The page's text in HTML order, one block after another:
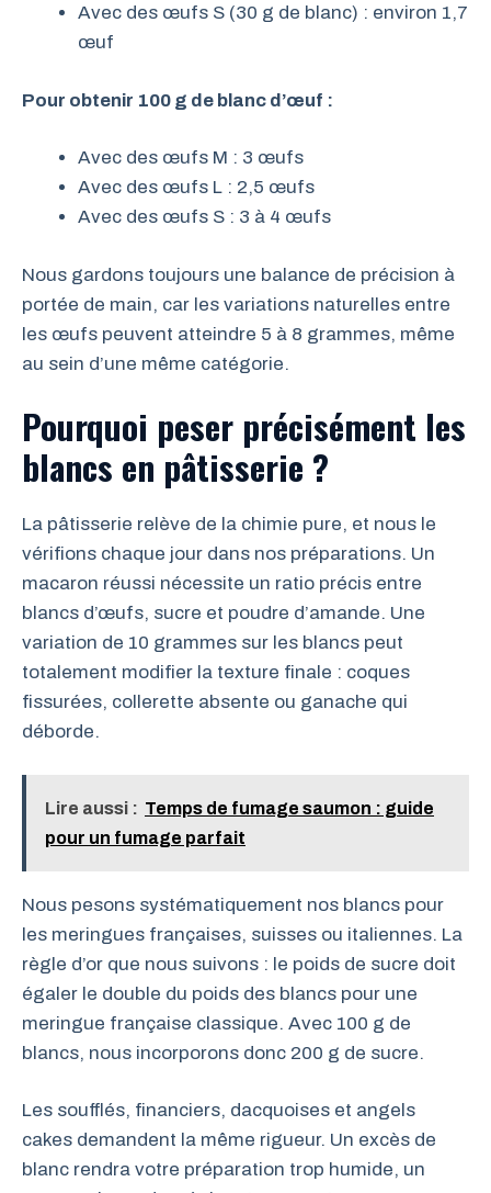
Avec des œufs S (30 g de blanc) : environ 1,7
œuf
Pour obtenir 100 g de blanc d’œuf :
Avec des œufs M : 3 œufs
Avec des œufs L : 2,5 œufs
Avec des œufs S : 3 à 4 œufs
Nous gardons toujours une balance de précision à
portée de main, car les variations naturelles entre
les œufs peuvent atteindre 5 à 8 grammes, même
au sein d’une même catégorie.
Pourquoi peser précisément les
blancs en pâtisserie ?
La pâtisserie relève de la chimie pure, et nous le
vérifions chaque jour dans nos préparations. Un
macaron réussi nécessite un ratio précis entre
blancs d’œufs, sucre et poudre d’amande. Une
variation de 10 grammes sur les blancs peut
totalement modifier la texture finale : coques
fissurées, collerette absente ou ganache qui
déborde.
Lire aussi : Temps de fumage saumon : guide
pour un fumage parfait
Nous pesons systématiquement nos blancs pour
les meringues françaises, suisses ou italiennes. La
règle d’or que nous suivons : le poids de sucre doit
égaler le double du poids des blancs pour une
meringue française classique. Avec 100 g de
blancs, nous incorporons donc 200 g de sucre.
Les soufflés, financiers, dacquoises et angels
cakes demandent la même rigueur. Un excès de
blanc rendra votre préparation trop humide, un